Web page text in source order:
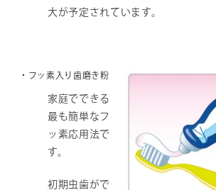
大が予定されています。
・フッ素入り歯磨き粉
家庭でできる
最も簡単なフ
ッ素応用法で
す。
初期虫歯がで